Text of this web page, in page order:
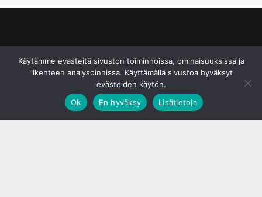
Käytämme evästeitä sivuston toiminnoissa, ominaisuuksissa ja
liikenteen analysoinnissa. Käyttämällä sivustoa hyväksyt
evästeiden käytön.
Ok
En hyväksy Lisätietoja